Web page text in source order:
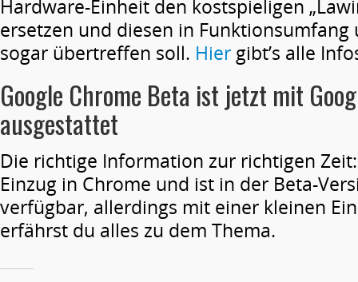
Hardware-Einheit den kostspieligen
ersetzen und diesen in Funktionsumfang
sogar übertreffen soll. Hier gibt’s alle
Google Chrome Beta ist jetzt mit
ausgestattet
Die richtige Information zur richtigen
Einzug in Chrome und ist in der Beta-
verfügbar, allerdings mit einer kleinen
erfährst du alles zu dem Thema.